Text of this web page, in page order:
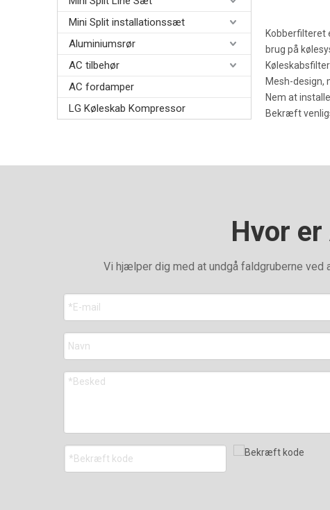
Mini Split installationssæt
Aluminiumsrør
AC tilbehør
AC fordamper
LG Køleskab Kompressor
Kobberfilteret
brug på
Mesh-design,
Nem at
Bekræft
Hvor
Vi hjælper dig med at undgå faldgruberne ved